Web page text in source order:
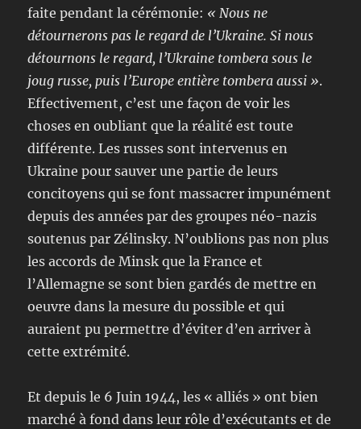
faite pendant la cérémonie: « Nous ne
détournerons pas le regard de l’Ukraine. Si nous
détournons le regard, l’Ukraine tombera sous le
joug russe, puis l’Europe entière tombera aussi ».
Effectivement, c’est une façon de voir les
choses en oubliant que la réalité est toute
différente. Les russes sont intervenus en
Ukraine pour sauver une partie de leurs
concitoyens qui se font massacrer impunément
depuis des années par des groupes néo-nazis
soutenus par Zélinsky. N’oublions pas non plus
les accords de Minsk que la France et
l’Allemagne se sont bien gardés de mettre en
oeuvre dans la mesure du possible et qui
auraient pu permettre d’éviter d’en arriver à
cette extrémité.
Et depuis le 6 Juin 1944, les « alliés » ont bien
marché à fond dans leur rôle d’exécutants et de